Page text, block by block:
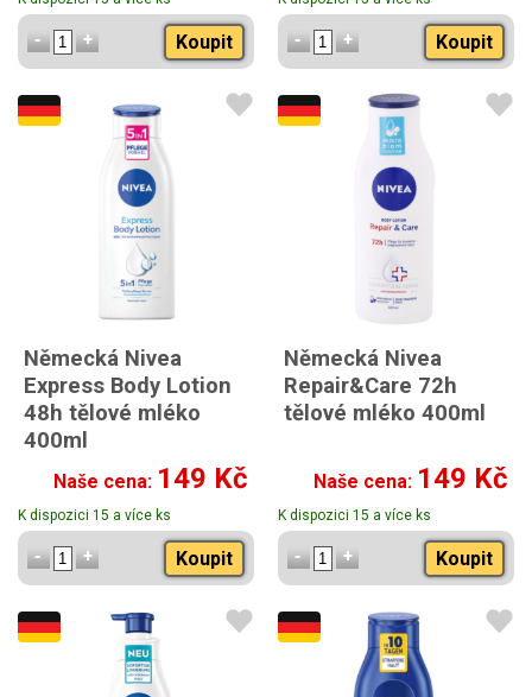
Koupit Koupit
Německá Nivea
Express Body Lotion
48h tělové mléko
400ml
Naše cena: 149 Kč
K dispozici 15 a více ks
Koupit
Německá Nivea
Repair&Care 72h
tělové mléko 400ml
Naše cena: 149 Kč
K dispozici 15 a více ks
Koupit